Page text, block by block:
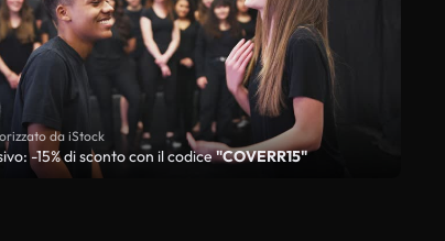
da iStock
-15% di sconto con il codice"COVERR15"